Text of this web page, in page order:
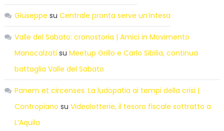
Giuseppe su Centrale pronta serve un’intesa
Valle del Sabato: cronostoria | Amici in Movimento
Manocalzati su Meetup Grillo e Carlo Sibilia, continua
battaglia Valle del Sabato
Panem et circenses. La ludopatia ai tempi della crisi |
Contropiano su Videolotterie, il tesoro fiscale sottratto a
L’Aquila